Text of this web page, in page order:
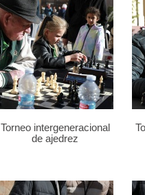
Torneo intergeneracional
de ajedrez